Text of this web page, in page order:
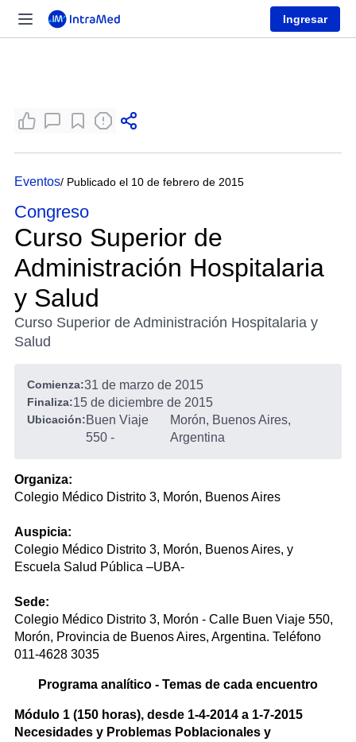
Ingresar
Eventos/ Publicado el 10 de febrero de 2015
Congreso
Curso Superior de
Administración Hospitalaria
y Salud
Curso Superior de Administración Hospitalaria y
Salud
Comienza:31 de marzo de 2015
Finaliza:15 de diciembre de 2015
Ubicación:Buen Viaje
550 -
Morón, Buenos Aires,
Argentina
Organiza:
Colegio Médico Distrito 3, Morón, Buenos Aires
Auspicia:
Colegio Médico Distrito 3, Morón, Buenos Aires, y
Escuela Salud Pública –UBA-
Sede:
Colegio Médico Distrito 3, Morón - Calle Buen Viaje 550,
Morón, Provincia de Buenos Aires, Argentina. Teléfono
011-4628 3035
Programa analítico - Temas de cada encuentro
Módulo 1 (150 horas), desde 1-4-2014 a 1-7-2015
Necesidades y Problemas Poblacionales y